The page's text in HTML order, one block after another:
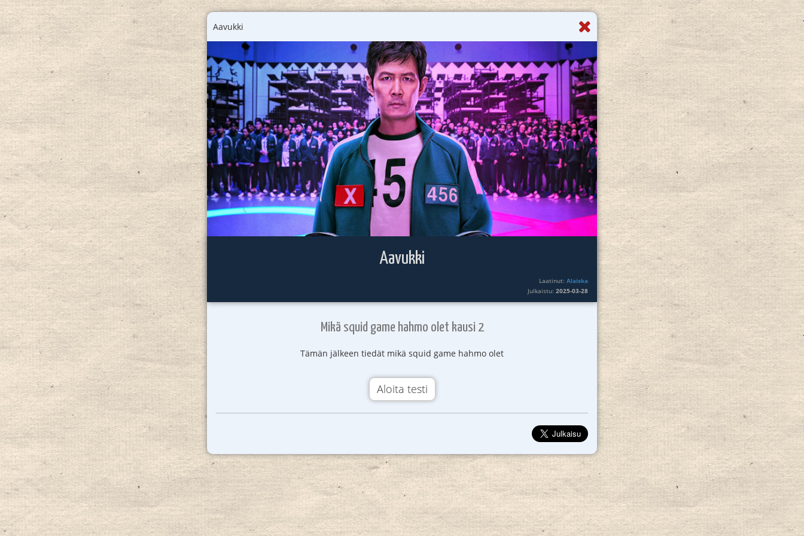
Aavukki
Aavukki
Laatinut:Alaiska
Julkaistu:2025-03-28
Mikä squid game hahmo olet kausi 2
Tämän jälkeen tiedät mikä squid game hahmo olet
Aloita testi